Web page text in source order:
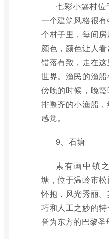
七彩小箬村位
一个建筑风格很
个村子里，每间
颜色，颜色让人
错落有致，走在
世界。渔民的渔
傍晚的时候，晚
排整齐的小渔船
感觉。
9、石塘
素有画中镇
塘，位于温岭市
怀抱，风光秀丽
巧和人工之妙的
誉为东方的巴黎圣